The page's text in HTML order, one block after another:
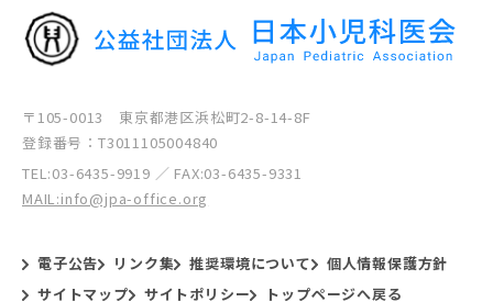
〒105-0013 東京都港区浜松町2-8-14-8F
登録番号：T3011105004840
TEL:03-6435-9919 ／ FAX:03-6435-9331
MAIL:info@jpa-office.org
電子公告 リンク集 推奨環境について
個人情報保護方針
サイトマップ
サイトポリシー トップページへ戻る